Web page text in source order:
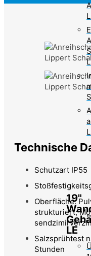
19"
LE
Technische
Schutzart IP55
Oberfläche:
strukturiert;
Salzsprühtest
Stunden